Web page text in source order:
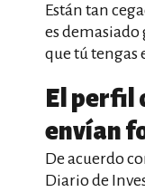
Están tan
es demasiado
que tú tengas
El perfil
envían
De acuerdo
Diario de